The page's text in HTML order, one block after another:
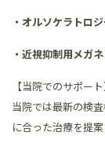
・オルソケラトロ
・近視抑制用メガ
【当院でのサポート
当院では最新の検
に合った治療を提案